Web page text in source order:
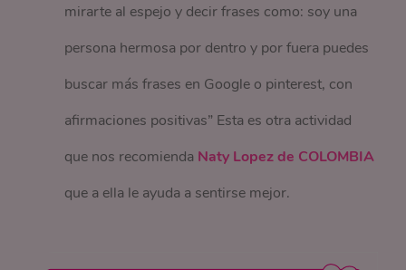
mirarte al espejo y decir frases como: soy una
persona hermosa por dentro y por fuera puedes
buscar más frases en Google o pinterest, con
afirmaciones positivas” Esta es otra actividad
que nos recomienda Naty Lopezde COLOMBIA
que a ella le ayuda a sentirse mejor.